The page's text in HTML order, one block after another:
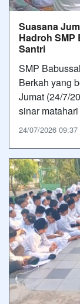
Suasana
Hadroh SMP
Santri
SMP
Berkah yang
Jumat (24/7/
sinar
24/07/2026